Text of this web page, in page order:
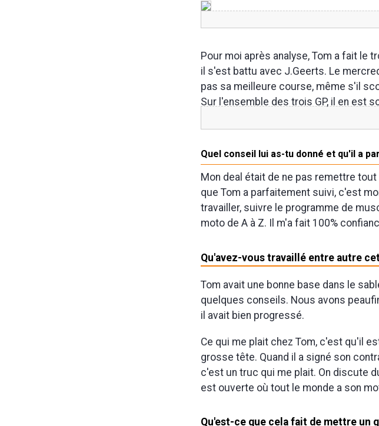
Pour moi après analyse, Tom a fait le
il s'est battu avec J.Geerts. Le
pas sa meilleure course, même s'il
Sur l'ensemble des trois GP, il en est
Quel conseil lui as-tu donné et qu'il a
Mon deal était de ne pas remettre
que Tom a parfaitement suivi, c'est
travailler, suivre le programme de
moto de A à Z. Il m'a fait 100%
Qu'avez-vous travaillé entre autre
Tom avait une bonne base dans le
quelques conseils. Nous avons
il avait bien progressé.
Ce qui me plait chez Tom, c'est qu'il
grosse tête. Quand il a signé son
c'est un truc qui me plait. On discute
est ouverte où tout le monde a son
Qu'est-ce que cela fait de mettre un